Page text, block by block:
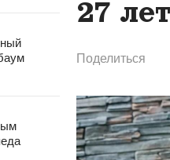
27 лет
Поделиться